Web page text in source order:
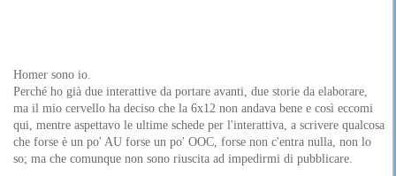
Homer sono io.
Perché ho già due interattive da portare avanti, due storie da elaborare,
ma il mio cervello ha deciso che la 6x12 non andava bene e così eccomi
qui, mentre aspettavo le ultime schede per l'interattiva, a scrivere qualcosa
che forse è un po' AU forse un po' OOC, forse non c'entra nulla, non lo
so; ma che comunque non sono riuscita ad impedirmi di pubblicare.